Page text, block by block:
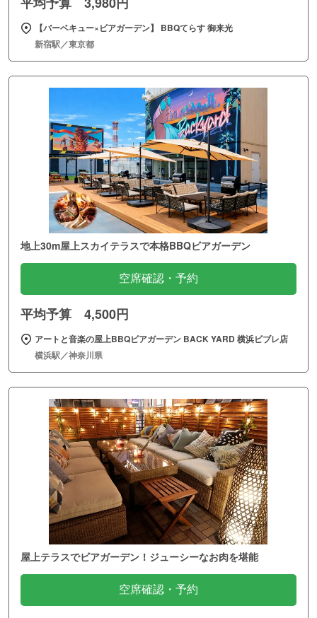
【バーベキュー×ビアガーデン】 BBQてらす 御来光
新宿駅／東京都
地上30m屋上スカイテラスで本格BBQビアガーデン
空席確認・予約
平均予算 4,500円
アートと音楽の屋上BBQビアガーデン BACK YARD 横浜ビブレ店
横浜駅／神奈川県
屋上テラスでビアガーデン！ジューシーなお肉を堪能
空席確認・予約